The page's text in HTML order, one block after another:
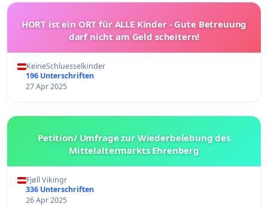
HORT ist ein ORT für ALLE Kinder - Gute Betreuung
darf nicht am Geld scheitern!
KeineSchluesselkinder
196 Unterschriften
27 Apr 2025
Petition/ Umfrage zur Wiederbelebung des
Mittelaltermarkts Ehrenberg
Fjøll Vikingr
336 Unterschriften
26 Apr 2025